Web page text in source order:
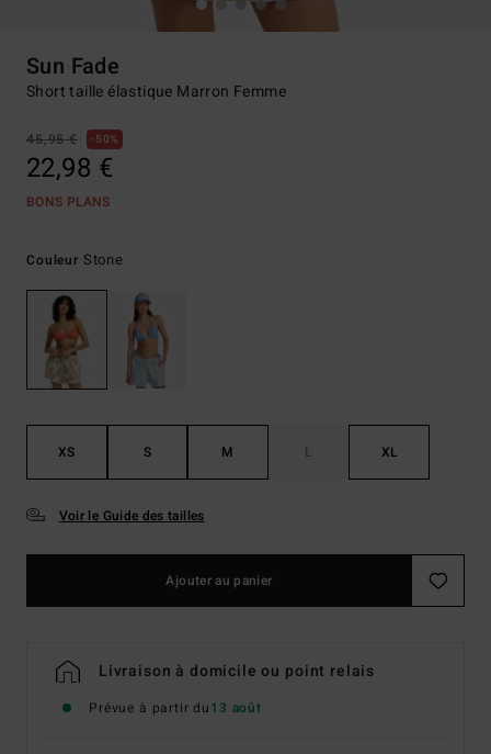
Sun Fade
Short taille élastique Marron Femme
45,95 € 50%
22,98 €
BONS PLANS
Couleur Stone
XS S M L XL
Voir le Guide des tailles
Ajouter au panier
Livraison à domicile ou point relais
Prévue à partir du13 août